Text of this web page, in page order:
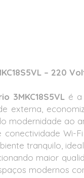
– 220
3MKC18S5VL é a
externa,
modernidade ao
Wi-
tranquilo,
maior
modernos